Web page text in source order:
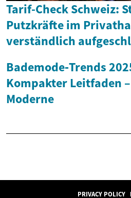
Tarif-Check Schweiz:
Putzkräfte im
verständlich
Bademode‑Trends
Kompakter Leitfaden
Moderne
PRIVACY POLICY